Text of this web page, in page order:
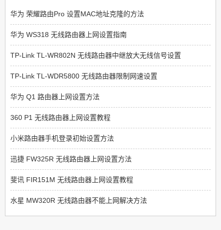
华为 荣耀路由Pro 设置MAC地址克隆的方法
华为 WS318 无线路由器上网设置指南
TP-Link TL-WR802N 无线路由器中继放大无线信号设置
TP-Link TL-WDR5800 无线路由器限制网速设置
华为 Q1 路由器上网设置方法
360 P1 无线路由器上网设置教程
小米路由器手机登录初始设置方法
迅捷 FW325R 无线路由器上网设置方法
斐讯 FIR151M 无线路由器上网设置教程
水星 MW320R 无线路由器不能上网解决方法